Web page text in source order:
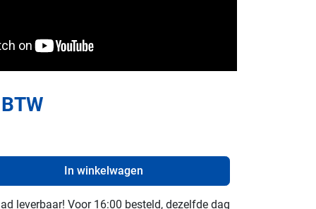
In winkelwagen
leverbaar! Voor 16:00 besteld, dezelfde dag